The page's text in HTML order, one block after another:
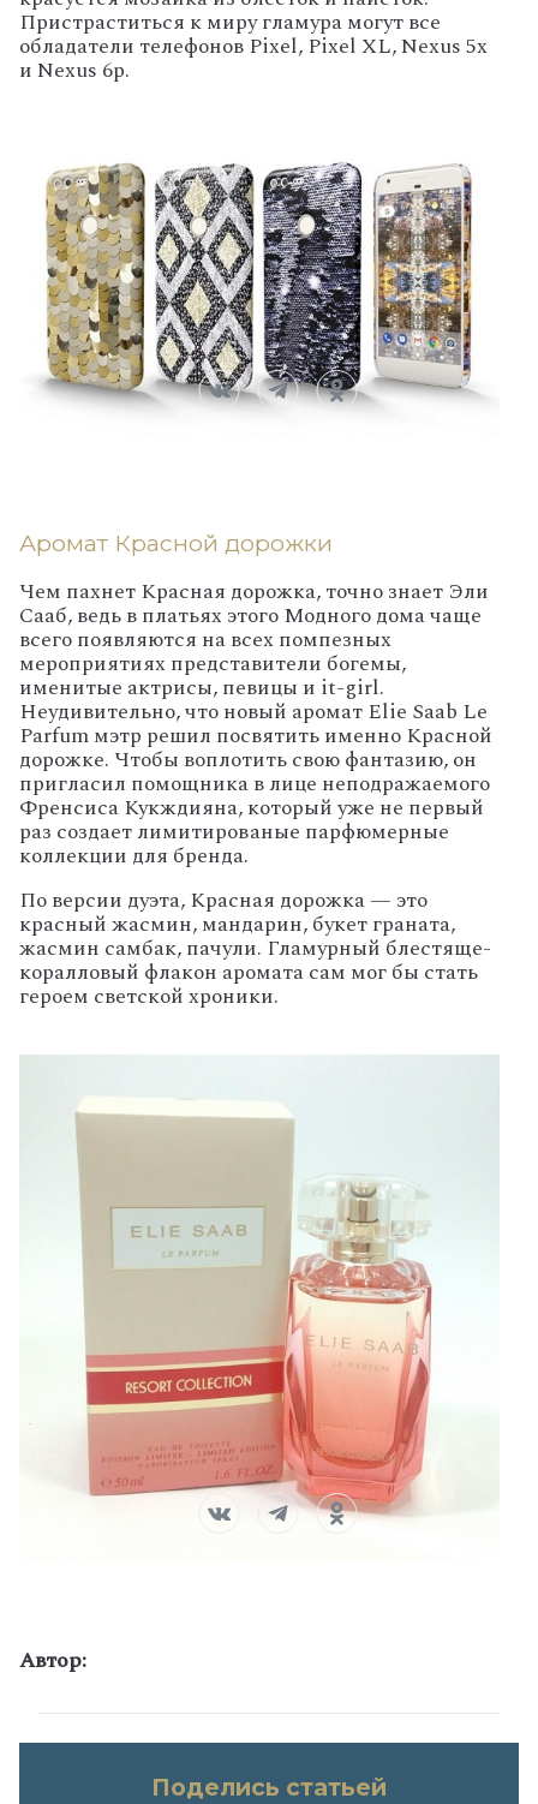
Пристраститься к миру гламура могут все
обладатели телефонов Pixel, Pixel XL, Nexus 5x
и Nexus 6p.
Аромат Красной дорожки
Чем пахнет Красная дорожка, точно знает Эли
Сааб, ведь в платьях этого Модного дома чаще
всего появляются на всех помпезных
мероприятиях представители богемы,
именитые актрисы, певицы и it-girl.
Неудивительно, что новый ароматElie Saab Le
Parfumмэтр решил посвятить именно Красной
дорожке. Чтобы воплотить свою фантазию, он
пригласил помощника в лице неподражаемого
Френсиса Кукждияна, который уже не первый
раз создает лимитированые парфюмерные
коллекции для бренда.
По версии дуэта, Красная дорожка — это
красный жасмин, мандарин, букет граната,
жасмин самбак, пачули. Гламурный блестяще-
коралловый флакон аромата сам мог бы стать
героем светской хроники.
Автор:
Поделись статьей